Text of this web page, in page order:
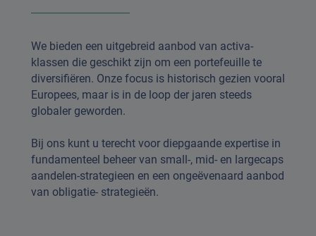
We bieden een uitgebreid aanbod van activa-
klassen die geschikt zijn om een portefeuille te
diversifiëren. Onze focus is historisch gezien vooral
Europees, maar is in de loop der jaren steeds
globaler geworden.
Bij ons kunt u terecht voor diepgaande expertise in
fundamenteel beheer van small-, mid- en largecaps
aandelen-strategieen en een ongeëvenaard aanbod
van obligatie- strategieën.